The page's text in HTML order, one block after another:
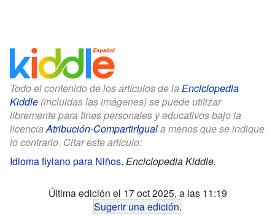
Todo el contenido de los artículos de la Enciclopedia
Kiddle (incluidas las imágenes) se puede utilizar
libremente para fines personales y educativos bajo la
licenciaAtribución-CompartirIguala menos que se indique
lo contrario. Citar este artículo:
Idioma fiyiano para Niños. Enciclopedia Kiddle.
Última edición el 17 oct 2025, a las 11:19
Sugerir una edición.